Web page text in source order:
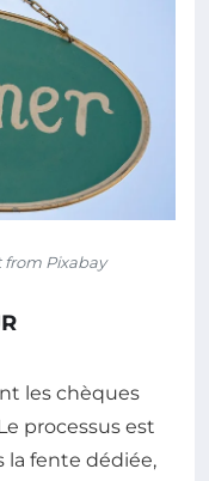
Pixabay
les chèques
processus est
la fente dédiée,